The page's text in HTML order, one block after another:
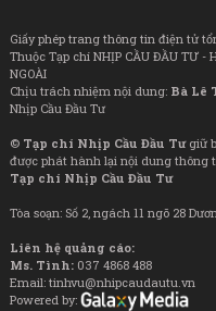
Giấy phép trang thông tin điện tử
Thuộc Tạp chí NHỊP CẦU ĐẦU TƯ -
NGOÀI
Chịu trách nhiệm nội dung: Bà Lê
Nhịp Cầu Đầu Tư
© Tạp chí Nhịp Cầu Đầu Tưgiữ
được phát hành lại nội dung thông
Tạp chí Nhịp Cầu Đầu Tư
Tòa soạn: Số 2, ngách 11 ngõ 28
Liên hệ quảng cáo:
Ms. Tình: 037 4868 488
Email: tinhvu@nhipcaudautu.vn
Powered by: